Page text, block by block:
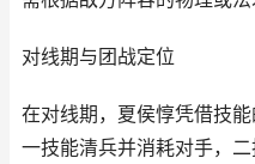
对线期与团战定位
在对线期，夏侯惇凭借技
一技能清兵并消耗对手，